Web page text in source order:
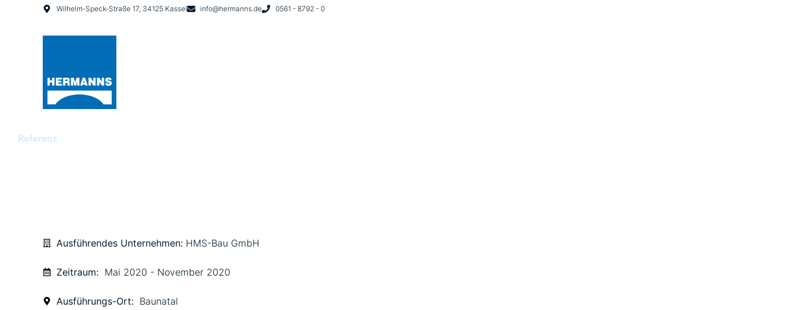
Wilhelm-Speck-Straße 17, 34125 Kassel info@hermanns.de 0561 - 8792 - 0
Referenz
Ausführendes Unternehmen: HMS-Bau GmbH
Zeitraum:Mai 2020 - November 2020
Ausführungs-Ort:Baunatal